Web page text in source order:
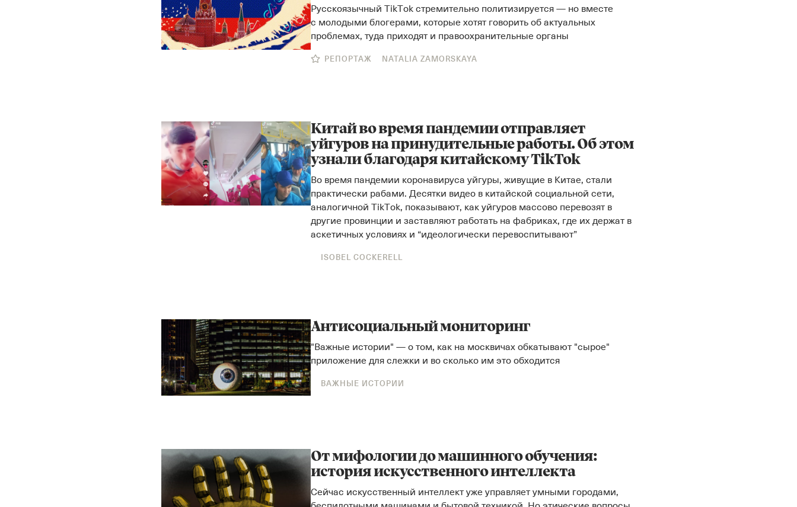
Русскоязычный TikTok стремительно политизируется — но вместе
с молодыми блогерами, которые хотят говорить об актуальных
проблемах, туда приходят и правоохранительные органы
РЕПОРТАЖ NATALIA ZAMORSKAYA
Китай во время пандемии отправляет
уйгуров на принудительные работы. Об этом
узнали благодаря китайскому TikTok
Во время пандемии коронавируса уйгуры, живущие в Китае, стали
практически рабами. Десятки видео в китайской социальной сети,
аналогичной TikTok, показывают, как уйгуров массово перевозят в
другие провинции и заставляют работать на фабриках, где их держат в
аскетичных условиях и “идеологически перевоспитывают”
ISOBEL COCKERELL
Антисоциальный мониторинг
"Важные истории" — о том, как на москвичах обкатывают "сырое"
приложение для слежки и во сколько им это обходится
ВАЖНЫЕ ИСТОРИИ
От мифологии до машинного обучения:
история искусственного интеллекта
Сейчас искусственный интеллект уже управляет умными городами,